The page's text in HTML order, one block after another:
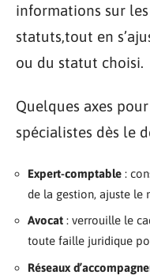
informations sur
statuts,tout en
ou du statut choisi.
Quelques axes
spécialistes dès le
Expert-comptable :
de la gestion, ajuste le
Avocat : verrouille le
toute faille juridique
Réseaux